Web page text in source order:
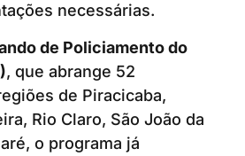
necessárias.
de Policiamento do
, que abrange 52
de Piracicaba,
Rio Claro, São João da
o programa já